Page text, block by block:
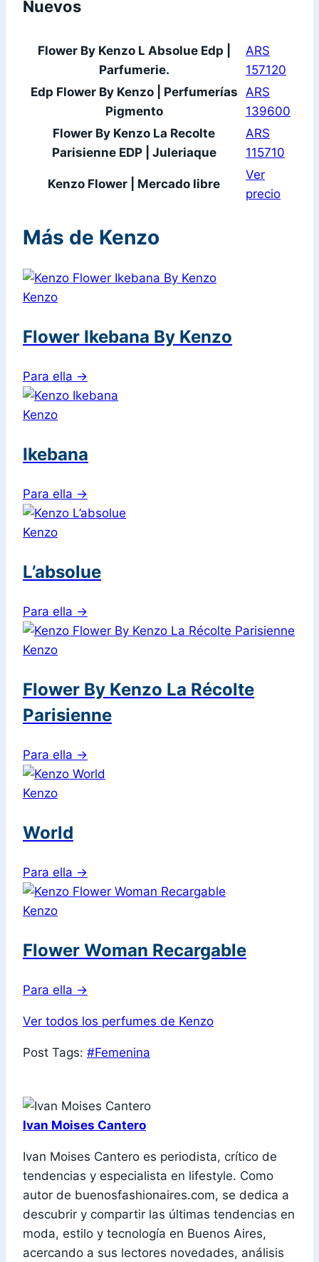
Nuevos
Flower By Kenzo L Absolue Edp |
Parfumerie.
ARS
157120
Edp Flower By Kenzo | Perfumerías
Pigmento
ARS
139600
Flower By Kenzo La Recolte
Parisienne EDP | Juleriaque
ARS
115710
Kenzo Flower | Mercado libre
Ver
precio
Más de Kenzo
Kenzo
Flower Ikebana By Kenzo
Para ella →
Kenzo
Ikebana
Para ella →
Kenzo
L’absolue
Para ella →
Kenzo
Flower By Kenzo La Récolte
Parisienne
Para ella →
Kenzo
World
Para ella →
Kenzo
Flower Woman Recargable
Para ella →
Ver todos los perfumes de Kenzo
Post Tags: #Femenina
Ivan Moises Cantero
Ivan Moises Cantero es periodista, crítico de
tendencias y especialista en lifestyle. Como
autor de buenosfashionaires.com, se dedica a
descubrir y compartir las últimas tendencias en
moda, estilo y tecnología en Buenos Aires,
acercando a sus lectores novedades, análisis